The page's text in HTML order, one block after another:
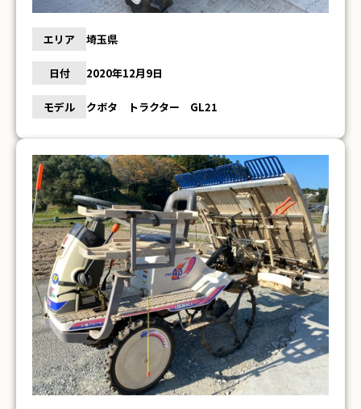
エリア 埼玉県
日付 2020年12月9日
モデル クボタ トラクター GL21